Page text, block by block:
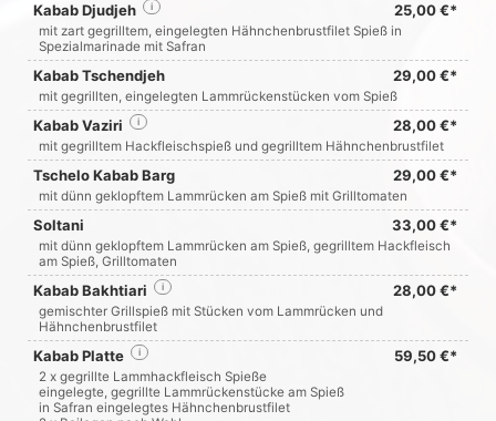
Kabab Djudjeh 25,00 €*
i
mit zart gegrilltem, eingelegten Hähnchenbrustfilet Spieß in
Spezialmarinade mit Safran
Kabab Tschendjeh 29,00 €*
mit gegrillten, eingelegten Lammrückenstücken vom Spieß
Kabab Vaziri 28,00 €*
i
mit gegrilltem Hackfleischspieß und gegrilltem Hähnchenbrustfilet
Tschelo Kabab Barg 29,00 €*
mit dünn geklopftem Lammrücken am Spieß mit Grilltomaten
Soltani 33,00 €*
mit dünn geklopftem Lammrücken am Spieß, gegrilltem Hackfleisch
am Spieß, Grilltomaten
Kabab Bakhtiari 28,00 €*
i
gemischter Grillspieß mit Stücken vom Lammrücken und
Hähnchenbrustfilet
Kabab Platte 59,50 €*
i
2 x gegrillte Lammhackfleisch Spieße
eingelegte, gegrillte Lammrückenstücke am Spieß
in Safran eingelegtes Hähnchenbrustfilet